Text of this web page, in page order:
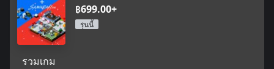
฿699.00+
รุ่นนี้
รวมเกม